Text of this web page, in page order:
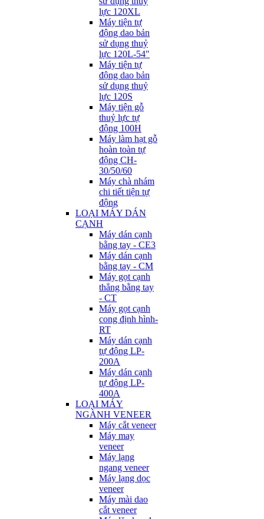
lực 120XL
Máy tiện tự
động dao bản
sử dụng thuỷ
lực 120L-54"
Máy tiện tự
động dao bản
sử dụng thuỷ
lực 120S
Máy tiện gỗ
thuỷ lực tự
động 100H
Máy làm hạt gỗ
hoàn toàn tự
động CH-
30/50/60
Máy chà nhám
chi tiết tiện tự
động
LOẠI MÁY DÁN
CẠNH
Máy dán cạnh
bằng tay - CE3
Máy dán cạnh
bằng tay - CM
Máy gọt cạnh
thẳng bằng tay
- CT
Máy gọt cạnh
cong định hình-
RT
Máy dán cạnh
tự động LP-
200A
Máy dán cạnh
tự động LP-
400A
LOẠI MÁY
NGÀNH VENEER
Máy cắt veneer
Máy may
veneer
Máy lạng
ngang veneer
Máy lạng dọc
veneer
Máy mài dao
cắt veneer